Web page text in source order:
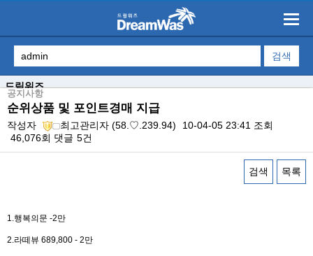
드림워즈
공지사항
순위상품 및 포인트경매 지급
작성자 최고관리자 (58.♡.239.94) 10-04-05 23:41 조회
46,076회 댓글 5건
검색 목록
1.행복의문 -2만
2.라떼뷰 689,800 - 2만